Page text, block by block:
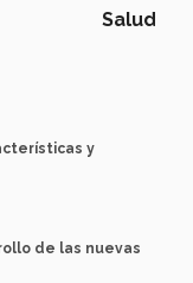
Salud
y
de las nuevas